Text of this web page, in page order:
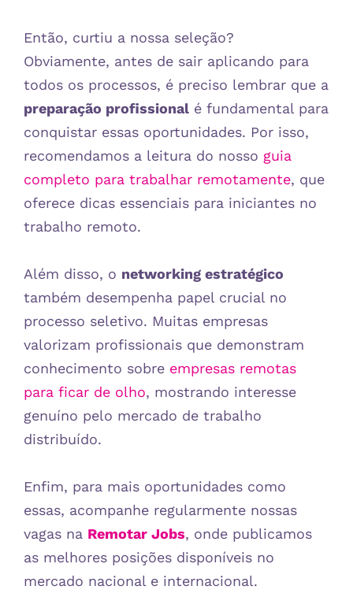
Então, curtiu a nossa seleção?
Obviamente, antes de sair aplicando para
todos os processos, é preciso lembrar que a
preparação profissional é fundamental para
conquistar essas oportunidades. Por isso,
recomendamos a leitura do nosso guia
completo para trabalhar remotamente, que
oferece dicas essenciais para iniciantes no
trabalho remoto.
Além disso, o networking estratégico
também desempenha papel crucial no
processo seletivo. Muitas empresas
valorizam profissionais que demonstram
conhecimento sobre empresas remotas
para ficar de olho, mostrando interesse
genuíno pelo mercado de trabalho
distribuído.
Enfim, para mais oportunidades como
essas, acompanhe regularmente nossas
vagas na Remotar Jobs, onde publicamos
as melhores posições disponíveis no
mercado nacional e internacional.